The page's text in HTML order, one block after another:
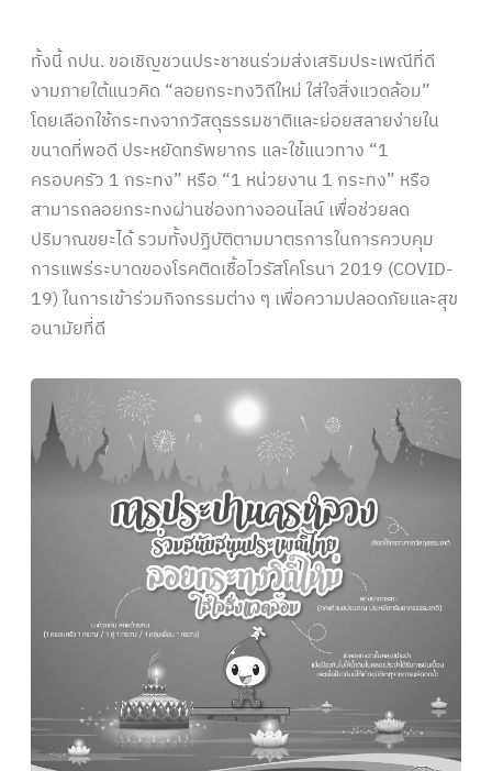
ทั้งนี้ กปน. ขอเชิญชวนประชาชนร่วมส่งเสริมประเพณีที่ดี
งามภายใต้แนวคิด “ลอยกระทงวิถีใหม่ ใส่ใจสิ่งแวดล้อม”
โดยเลือกใช้กระทงจากวัสดุธรรมชาติและย่อยสลายง่ายใน
ขนาดที่พอดี ประหยัดทรัพยากร และใช้แนวทาง “1
ครอบครัว 1 กระทง” หรือ “1 หน่วยงาน 1 กระทง” หรือ
สามารถลอยกระทงผ่านช่องทางออนไลน์ เพื่อช่วยลด
ปริมาณขยะได้ รวมทั้งปฏิบัติตามมาตรการในการควบคุม
การแพร่ระบาดของโรคติดเชื้อไวรัสโคโรนา 2019 (COVID-
19) ในการเข้าร่วมกิจกรรมต่าง ๆ เพื่อความปลอดภัยและสุข
อนามัยที่ดี